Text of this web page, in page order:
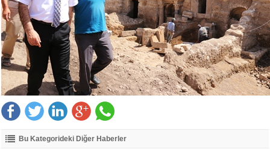
Bu Kategorideki Diğer Haberler